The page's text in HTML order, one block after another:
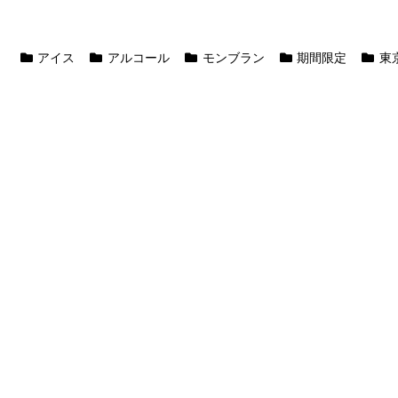
アイス アルコール モンブラン 期間限定 東